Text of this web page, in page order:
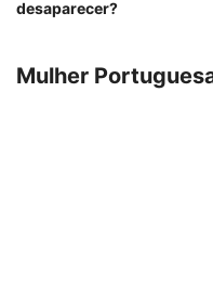
desaparecer?
Mulher